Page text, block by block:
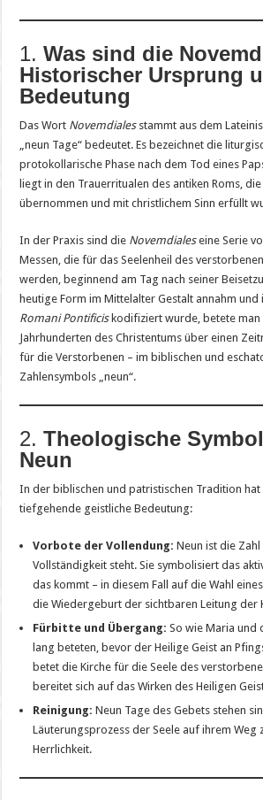
1.Was sind die
Historischer Ursprung
Bedeutung
Das Wort Novemdialesstammt aus dem
„neun Tage“ bedeutet. Es bezeichnet die
protokollarische Phase nach dem Tod eines
liegt in den Trauerritualen des antiken Roms,
übernommen und mit christlichem Sinn erfüllt
In der Praxis sind die Novemdialeseine Serie
Messen, die für das Seelenheil des
werden, beginnend am Tag nach seiner
heutige Form im Mittelalter Gestalt annahm und
Romani Pontificiskodifiziert wurde, betete man
Jahrhunderten des Christentums über einen
für die Verstorbenen – im biblischen und
Zahlensymbols „neun“.
2.Theologische
Neun
In der biblischen und patristischen Tradition hat
tiefgehende geistliche Bedeutung:
Vorbote der Vollendung: Neun ist die
Vollständigkeit steht. Sie symbolisiert das
das kommt – in diesem Fall auf die Wahl
die Wiedergeburt der sichtbaren Leitung der
Fürbitte und Übergang: So wie Maria und
lang beteten, bevor der Heilige Geist an
betet die Kirche für die Seele des
bereitet sich auf das Wirken des Heiligen
Reinigung: Neun Tage des Gebets stehen
Läuterungsprozess der Seele auf ihrem Weg
Herrlichkeit.